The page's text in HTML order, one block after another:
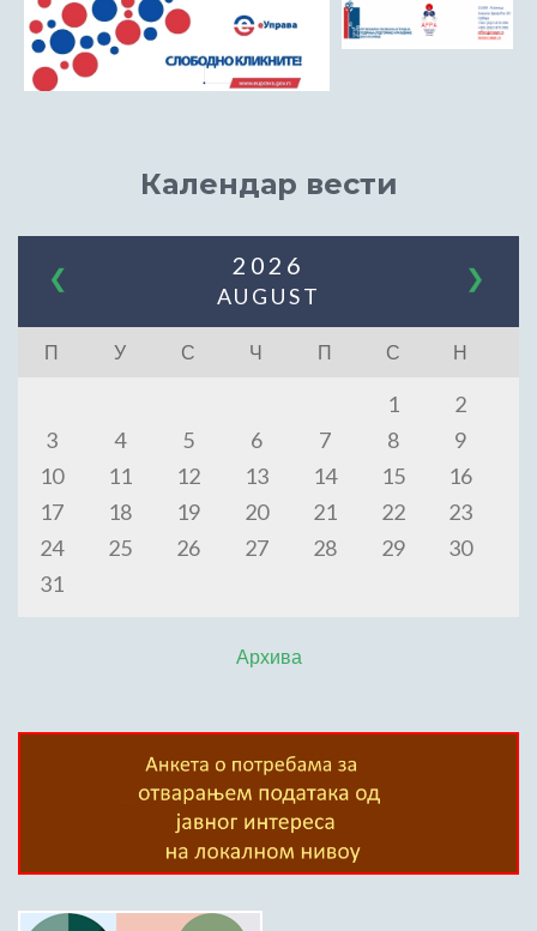
Календар вести
❮ ❯
2026
AUGUST
П У С Ч П С Н
1
2
3
4 5 6 7 8
9
10
11 12 13 14 15
16
17
18 19 20 21 22
23
24
25 26 27 28 29
30
31
Архива